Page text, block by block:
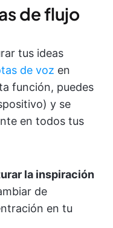
de flujo
tus ideas
de voz en
función, puedes
y se
en todos tus
la inspiración
de
en tu